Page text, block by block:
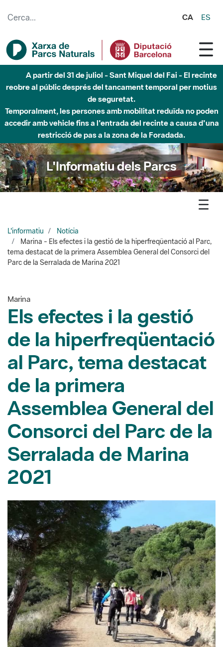
CA ES
Fins al desembre de 2026 - Parc Fluvial Besòs -
Afectacions a la llera del Parc Fluvial del Besòs degut a
obres de construcció d'una passera sobre el riu
L'Informatiu dels Parcs
L'informatiu
Notícia
Marina - Els efectes i la gestió de la hiperfreqüentació al Parc,
Parc de la Serralada de Marina 2021
Marina
de la hiperfreqüentació
al Parc, tema destacat
de la primera
Assemblea General del
Consorci del Parc de la
Serralada de Marina
2021
Confluència d'usuaris al Parc de la Serralada de Marina.
Autor: XPN